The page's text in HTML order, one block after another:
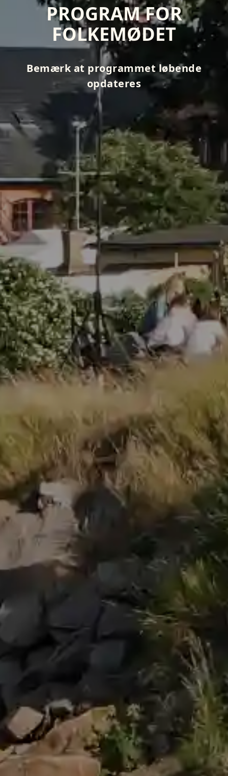
PROGRAM FOR
FOLKEMØDET
Bemærk at programmet løbende
opdateres